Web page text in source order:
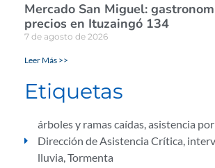
Mercado San Miguel:
precios en Ituzaingó 134
7 de agosto de 2026
Leer Más >>
Etiquetas
árboles y ramas caídas,asistencia
Dirección de Asistencia Crítica,
lluvia,Tormenta